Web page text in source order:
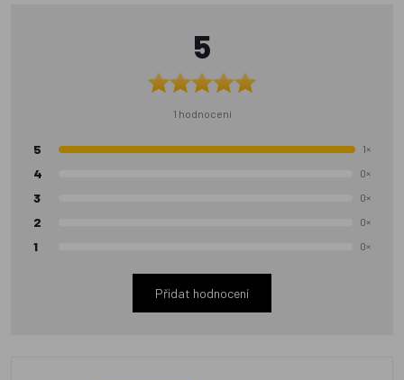
5
1 hodnocení
5 1×
4 0×
3 0×
2 0×
1 0×
Přidat hodnocení